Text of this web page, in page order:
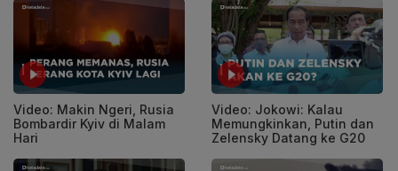
Video: Makin Ngeri, Rusia
Bombardir Kyiv di Malam
Hari
Video: Jokowi: Kalau
Memungkinkan, Putin dan
Zelensky Datang ke G20